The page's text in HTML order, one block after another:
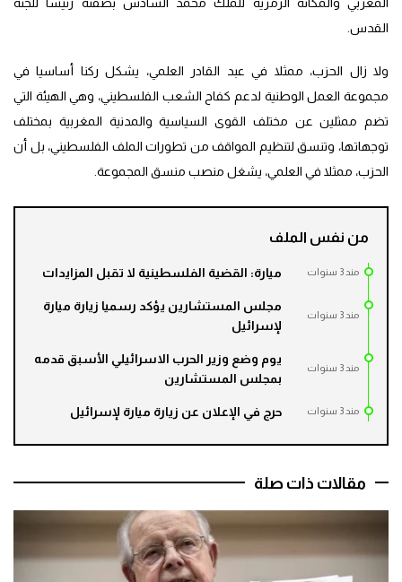
القدس.
ولا زال الحزب، ممثلا في عبد القادر العلمي، يشكل ركنا أساسيا في
مجموعة العمل الوطنية لدعم كفاح الشعب الفلسطيني، وهي الهيئة التي
تضم ممثلين عن مختلف القوى السياسية والمدنية المغربية بمختلف
توجهاتها، وتنسق لتنظيم المواقف من تطورات الملف الفلسطيني، بل أن
الحزب، ممثلا في العلمي، يشغل منصب منسق المجموعة.
من نفس الملف
مند 3 سنوات ميارة: القضية الفلسطينية لا تقبل المزايدات
مند 3 سنوات
مجلس المستشارين يؤكد رسميا زيارة ميارة
لإسرائيل
مند 3 سنوات
يوم وضع وزير الحرب الاسرائيلي الأسبق قدمه
بمجلس المستشارين
مند 3 سنوات حرج في الإعلان عن زيارة ميارة لإسرائيل
مقالات ذات صلة